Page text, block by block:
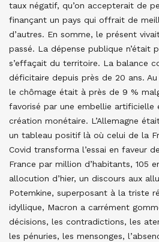
taux négatif, qu’on accepterait de
finançant un pays qui offrait de
d’autres. En somme, le présent
passé. La dépense publique n’était
s’effaçait du territoire. La balance
déficitaire depuis près de 20 ans.
le chômage était à près de 9 %
favorisé par une embellie artificielle
création monétaire. L’Allemagne
un tableau positif là où celui de la
Covid transforma l’essai en faveur
France par million d’habitants, 105
allocution d’hier, un discours aux
Potemkine, superposant à la triste
idyllique, Macron a carrément
décisions, les contradictions, les
les pénuries, les mensonges,